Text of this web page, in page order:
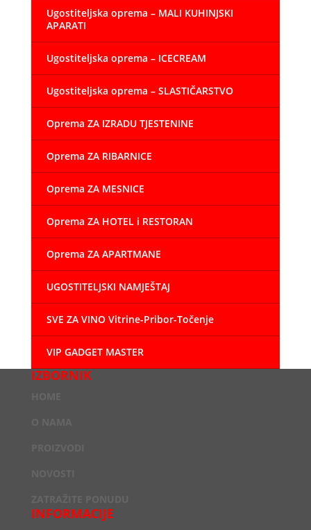
Ugostiteljska oprema – MALI KUHINJSKI
APARATI
Ugostiteljska oprema – ICECREAM
Ugostiteljska oprema – SLASTIČARSTVO
Oprema ZA IZRADU TJESTENINE
Oprema ZA RIBARNICE
Oprema ZA MESNICE
Oprema ZA HOTEL i RESTORAN
Oprema ZA APARTMANE
UGOSTITELJSKI NAMJEŠTAJ
SVE ZA VINO Vitrine-Pribor-Točenje
VIP GADGET MASTER
IZBORNIK
INFORMACIJE